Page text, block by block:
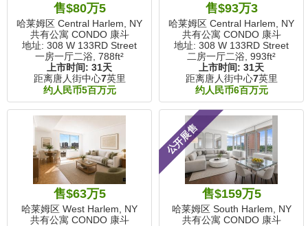
售$80万5
哈莱姆区 Central Harlem, NY
共有公寓 CONDO 康斗
地址: 308 W 133RD Street
一房一厅二浴, 788ft²
上市时间: 31天
距离唐人街中心7英里
约人民币5百万元
售$93万3
哈莱姆区 Central Harlem, NY
共有公寓 CONDO 康斗
地址: 308 W 133RD Street
二房一厅二浴, 993ft²
上市时间: 31天
距离唐人街中心7英里
约人民币6百万元
售$63万5
哈莱姆区 West Harlem, NY
共有公寓 CONDO 康斗
公开展售
售$159万5
哈莱姆区 South Harlem, NY
共有公寓 CONDO 康斗